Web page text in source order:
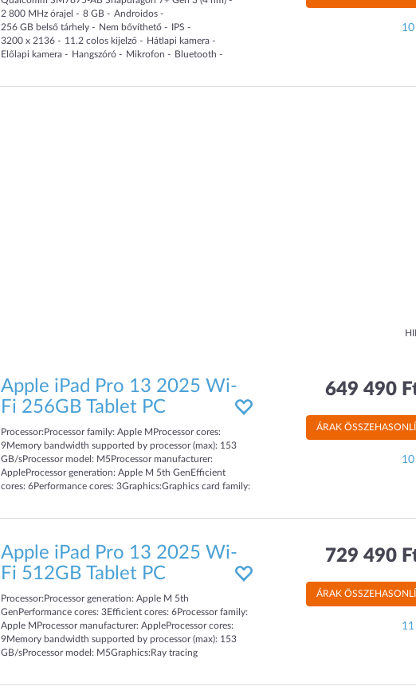
2 800 MHz órajel 8 GB
Androidos
256 GB belső tárhely Nem bővíthető
IPS
3200 x 2136
11.2 colos kijelző
Hátlapi kamera
Előlapi kamera
Hangszóró Mikrofon
Bluetooth
Apple iPad Pro 13 2025 Wi-
Fi 256GB Tablet PC
Processor:Processor family: Apple MProcessor cores:
9Memory bandwidth supported by processor (max): 153
GB/sProcessor model: M5Processor manufacturer:
AppleProcessor generation: Apple M 5th GenEfficient
cores: 6Performance cores: 3Graphics:Graphics card family:
power (min): 15 WUSB Power
649 490
ÁRAK
Apple iPad Pro 13 2025 Wi-
Fi 512GB Tablet PC
Processor:Processor generation: Apple M 5th
GenPerformance cores: 3Efficient cores: 6Processor family:
Apple MProcessor manufacturer: AppleProcessor cores:
9Memory bandwidth supported by processor (max): 153
GB/sProcessor model: M5Graphics:Ray tracing
729 490
ÁRAK